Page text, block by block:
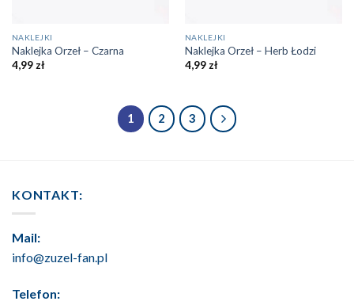
NAKLEJKI
Naklejka Orzeł – Czarna
4,99zł
NAKLEJKI
Naklejka Orzeł – Herb Łodzi
4,99zł
1 2 3
KONTAKT:
Mail:
info@zuzel-fan.pl
Telefon: